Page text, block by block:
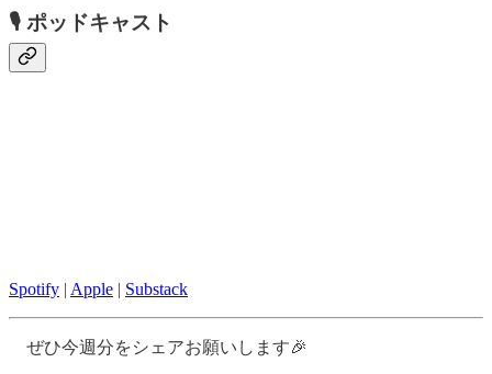
🎙 ポッドキャスト
Spotify | Apple | Substack
ぜひ今週分をシェアお願いします🎉